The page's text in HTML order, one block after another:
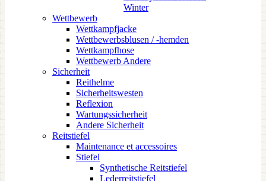
Winter
Wettbewerb
Wettkampfjacke
Wettbewerbsblusen / -hemden
Wettkampfhose
Wettbewerb Andere
Sicherheit
Reithelme
Sicherheitswesten
Reflexion
Wartungssicherheit
Andere Sicherheit
Reitstiefel
Maintenance et accessoires
Stiefel
Synthetische Reitstiefel
Lederreitstiefel